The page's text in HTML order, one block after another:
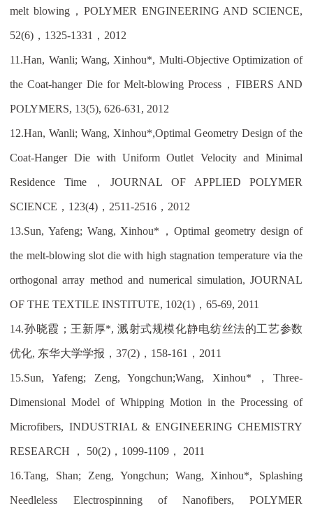
melt blowing，POLYMER ENGINEERING AND SCIENCE,
52(6) ， 1325-1331 ，2012
11.Han, Wanli; Wang, Xinhou*, Multi-Objective Optimization of
the Coat-hanger Die for Melt-blowing Process，FIBERS AND
POLYMERS, 13(5), 626-631, 2012
12.Han, Wanli; Wang, Xinhou*,Optimal Geometry Design of the
Coat-Hanger Die with Uniform Outlet Velocity and Minimal
Residence Time ， JOURNAL OF APPLIED POLYMER
SCIENCE ， 123(4) ，2511-2516 ，2012
13.Sun, Yafeng; Wang, Xinhou* ，Optimal geometry design of
the melt-blowing slot die with high stagnation temperature via the
orthogonal array method and numerical simulation, JOURNAL
OF THE TEXTILE INSTITUTE, 102(1) ，65-69, 2011
14.孙晓霞； 王新厚*, 溅射式规模化静电纺丝法的工艺参数
优化, 东华大学学报，37(2) ， 158-161 ，2011
15.Sun, Yafeng; Zeng, Yongchun;Wang, Xinhou* ，Three-
Dimensional Model of Whipping Motion in the Processing of
Microfibers, INDUSTRIAL & ENGINEERING CHEMISTRY
RESEARCH ， 50(2) ， 1099-1109 ， 2011
16.Tang, Shan; Zeng, Yongchun; Wang, Xinhou*, Splashing
Needleless Electrospinning of Nanofibers, POLYMER